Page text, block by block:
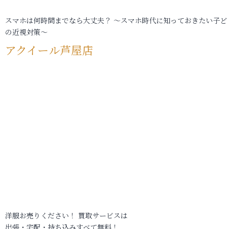
スマホは何時間までなら大丈夫？ ～スマホ時代に知っておきたい子
の近視対策～
アクイール芦屋店
洋服お売りください！ 買取サービスは
出張・宅配・持ち込みすべて無料！